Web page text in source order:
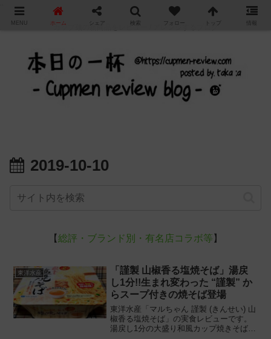
カップ麺の新商品をレビュー / アレンジするブログ
2019-10-10
【総評・ブランド別・有名店コラボ等 】
東洋水産
「謹製 山椒香る塩焼そば」湯戻
し1分!!生まれ変わった “謹製” か
らスープ付きの焼そば登場
東洋水産「マルちゃん 謹製 (きんせい) 山
椒香る塩焼そば」の実食レビューです。
湯戻し1分の大盛り和風カップ焼きそば新
MENU ホーム シェア 検索 フォロー トップ 情報